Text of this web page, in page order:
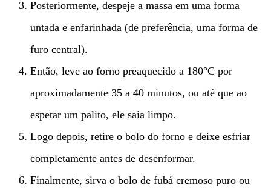
Posteriormente, despeje a massa em uma forma
untada e enfarinhada (de preferência, uma forma de
furo central).
Então, leve ao forno preaquecido a 180°C por
aproximadamente 35 a 40 minutos, ou até que ao
espetar um palito, ele saia limpo.
Logo depois, retire o bolo do forno e deixe esfriar
completamente antes de desenformar.
Finalmente, sirva o bolo de fubá cremoso puro ou